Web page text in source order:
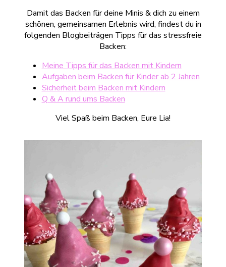
Damit das Backen für deine Minis & dich zu einem
schönen, gemeinsamen Erlebnis wird, findest du in
folgenden Blogbeiträgen Tipps für das stressfreie
Backen:
Meine Tipps für das Backen mit Kindern
Aufgaben beim Backen für Kinder ab 2 Jahren
Sicherheit beim Backen mit Kindern
Q & A rund ums Backen
Viel Spaß beim Backen, Eure Lia!